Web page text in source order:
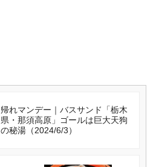
帰れマンデー｜バスサンド「栃木
県・那須高原」ゴールは巨大天狗
の秘湯（2024/6/3）